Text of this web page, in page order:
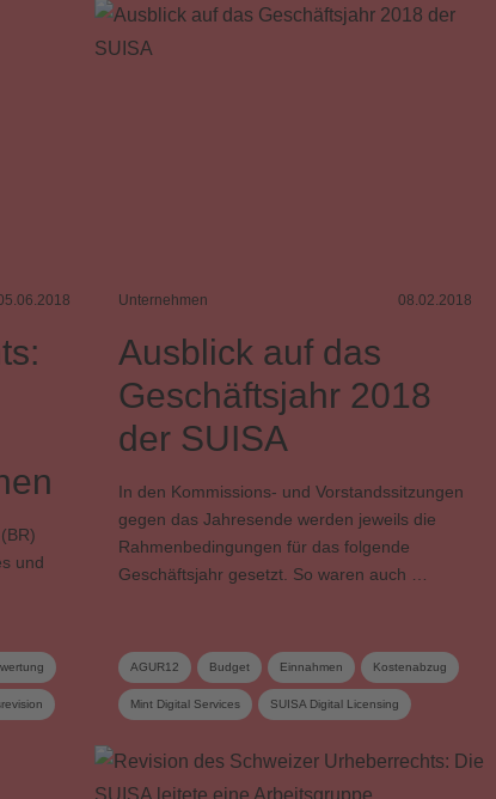
und
Unternehmen 08.02.2018
Ausblick auf das
Geschäftsjahr 2018
der SUISA
In den Kommissions- und Vorstandssitzungen
gegen das Jahresende werden jeweils die
Rahmenbedingungen für das folgende
Geschäftsjahr gesetzt. So waren auch …
AGUR12 Budget Einnahmen Kostenabzug
Mint Digital Services SUISA Digital Licensing